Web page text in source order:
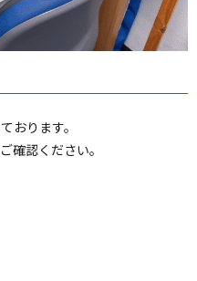
おります。
確認ください。